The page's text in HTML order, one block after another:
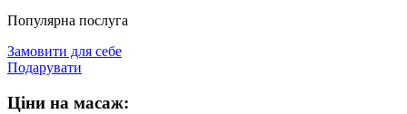
Популярна послуга
Замовити для себе
Подарувати
Ціни на масаж: